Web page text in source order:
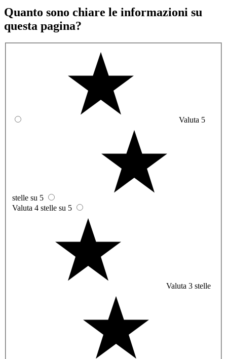
Quanto sono chiare le informazioni su
questa pagina?
Valuta 5
stelle su 5
Valuta 4 stelle su 5
Valuta 3 stelle